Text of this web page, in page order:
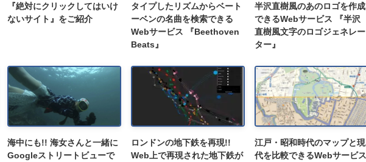
『絶対にクリックしてはいけ
ないサイト』をご紹介
タイプしたリズムからベート
ーベンの名曲を検索できる
Webサービス 『Beethoven
Beats』
半沢直樹風のあのロゴを作成
できるWebサービス 『半沢
直樹風文字のロゴジェネレー
ター』
海中にも!! 海女さんと一緒に
Googleストリートビューで
ロンドンの地下鉄を再現!!
Web上で再現された地下鉄が
江戸・昭和時代のマップと現
代を比較できるWebサービス